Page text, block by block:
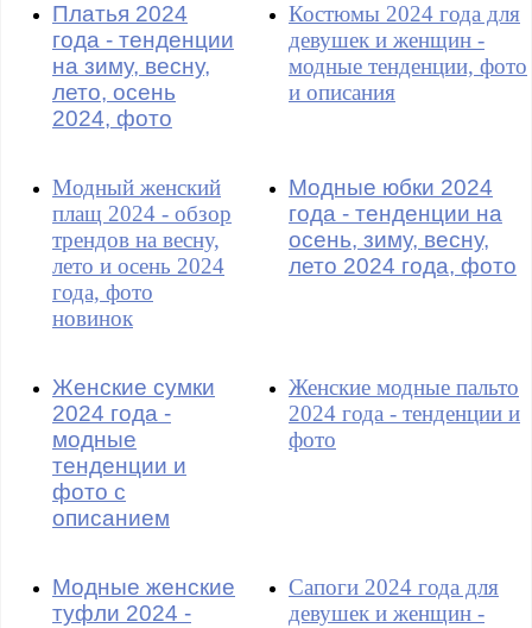
Платья 2024
года - тенденции
на зиму, весну,
лето, осень
2024, фото
Костюмы 2024 года для
девушек и женщин -
модные тенденции, фото
и описания
Модный женский
плащ 2024 - обзор
трендов на весну,
лето и осень 2024
года, фото
новинок
Модные юбки 2024
года - тенденции на
осень, зиму, весну,
лето 2024 года, фото
Женские сумки
2024 года -
модные
тенденции и
фото с
описанием
Женские модные пальто
2024 года - тенденции и
фото
Модные женские
туфли 2024 -
Сапоги 2024 года для
девушек и женщин -